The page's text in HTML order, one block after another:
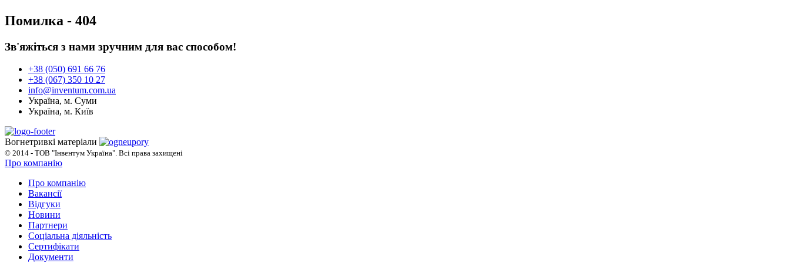
Помилка - 404
Зв'яжіться з нами зручним для вас способом!
+38 (050) 691 66 76
+38 (067) 350 10 27
info@inventum.com.ua
Україна, м. Суми
Україна, м. Київ
Вогнетривкі матеріали
© 2014 - ТОВ "Інвентум Україна". Всі права захищені
Про компанію
Про компанію
Вакансії
Відгуки
Новини
Партнери
Соціальна діяльність
Сертифікати
Документи